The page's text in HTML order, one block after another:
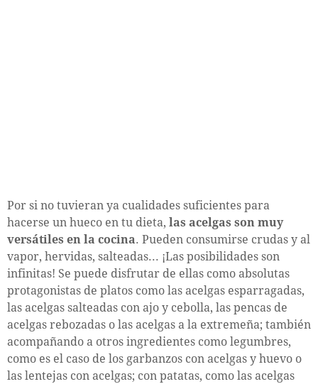
Por si no tuvieran ya cualidades suficientes para
hacerse un hueco en tu dieta, las acelgas son muy
versátiles en la cocina. Pueden consumirse crudas y al
vapor, hervidas, salteadas... ¡Las posibilidades son
infinitas! Se puede disfrutar de ellas como absolutas
protagonistas de platos como las acelgas esparragadas,
las acelgas salteadas con ajo y cebolla, las pencas de
acelgas rebozadas o las acelgas a la extremeña; también
acompañando a otros ingredientes como legumbres,
como es el caso de los garbanzos con acelgas y huevo o
las lentejas con acelgas; con patatas, como las acelgas